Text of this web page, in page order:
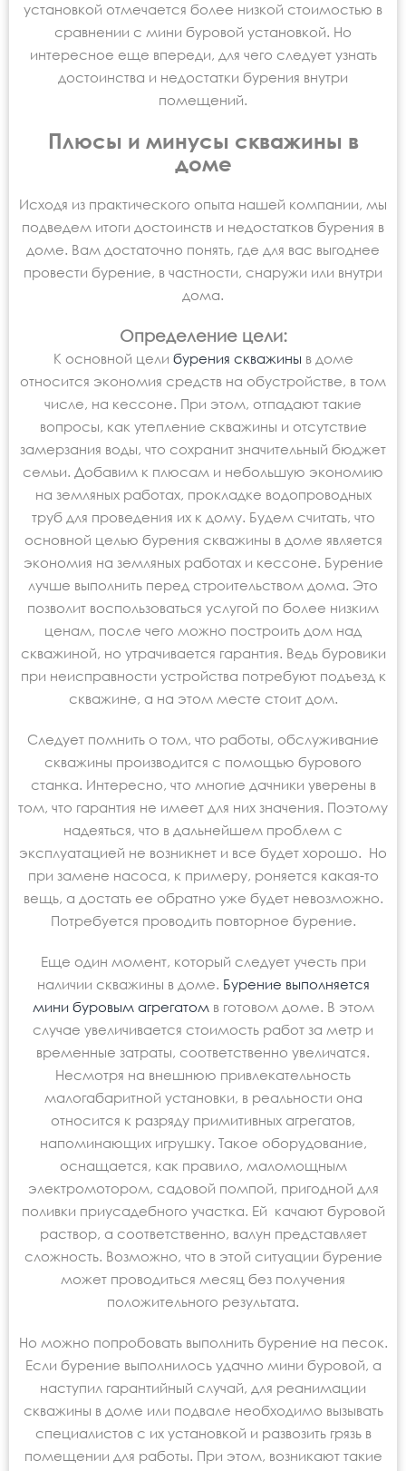
установкой отмечается более низкой стоимостью в
сравнении с мини буровой установкой. Но
интересное еще впереди, для чего следует узнать
достоинства и недостатки бурения внутри
помещений.
Плюсы и минусы скважины в
доме
Исходя из практического опыта нашей компании, мы
подведем итоги достоинств и недостатков бурения в
доме. Вам достаточно понять, где для вас выгоднее
провести бурение, в частности, снаружи или внутри
дома.
Определение цели:
К основной цели бурения скважины в доме
относится экономия средств на обустройстве, в том
числе, на кессоне. При этом, отпадают такие
вопросы, как утепление скважины и отсутствие
замерзания воды, что сохранит значительный бюджет
семьи. Добавим к плюсам и небольшую экономию
на земляных работах, прокладке водопроводных
труб для проведения их к дому. Будем считать, что
основной целью бурения скважины в доме является
экономия на земляных работах и кессоне. Бурение
лучше выполнить перед строительством дома. Это
позволит воспользоваться услугой по более низким
ценам, после чего можно построить дом над
скважиной, но утрачивается гарантия. Ведь буровики
при неисправности устройства потребуют подъезд к
скважине, а на этом месте стоит дом.
Следует помнить о том, что работы, обслуживание
скважины производится с помощью бурового
станка. Интересно, что многие дачники уверены в
том, что гарантия не имеет для них значения. Поэтому
надеяться, что в дальнейшем проблем с
эксплуатацией не возникнет и все будет хорошо. Но
при замене насоса, к примеру, роняется какая-то
вещь, а достать ее обратно уже будет невозможно.
Потребуется проводить повторное бурение.
Еще один момент, который следует учесть при
наличии скважины в доме. Бурение выполняется
мини буровым агрегатомв готовом доме. В этом
случае увеличивается стоимость работ за метр и
временные затраты, соответственно увеличатся.
Несмотря на внешнюю привлекательность
малогабаритной установки, в реальности она
относится к разряду примитивных агрегатов,
напоминающих игрушку. Такое оборудование,
оснащается, как правило, маломощным
электромотором, садовой помпой, пригодной для
поливки приусадебного участка. Ей качают буровой
раствор, а соответственно, валун представляет
сложность. Возможно, что в этой ситуации бурение
может проводиться месяц без получения
положительного результата.
Но можно попробовать выполнить бурение на песок.
Если бурение выполнилось удачно мини буровой, а
наступил гарантийный случай, для реанимации
скважины в доме или подвале необходимо вызывать
специалистов с их установкой и развозить грязь в
помещении для работы. При этом, возникают такие